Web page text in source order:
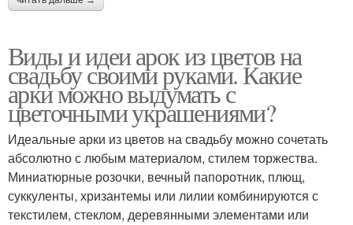
Виды и идеи арок из цветов на
свадьбу своими руками. Какие
арки можно выдумать с
цветочными украшениями?
Идеальные арки из цветов на свадьбу можно сочетать
абсолютно с любым материалом, стилем торжества.
Миниатюрные розочки, вечный папоротник, плющ,
суккуленты, хризантемы или лилии комбинируются с
текстилем, стеклом, деревянными элементами или